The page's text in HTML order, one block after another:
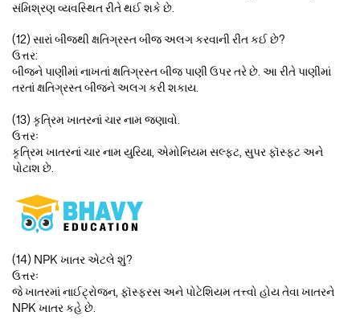
સંમિશ્રણ વ્યવસ્થિત રીતે થઈ શકે છે.
(12) સારાં બીજથી ક્ષતિગ્રસ્ત બીજ અલગ કરવાની રીત કઈ છે?
ઉત્તર:
બીજને પાણીમાં નાખતાં ક્ષતિગ્રસ્ત બીજ પાણી ઉપર તરે છે. આ રીતે પાણીમાં
તરતાં ક્ષતિગ્રસ્ત બીજને અલગ કરી શકાય.
(13) કૃત્રિમ ખાતરનાં ચાર નામ જણાવો.
ઉત્તરઃ
કૃત્રિમ ખાતરનાં ચાર નામ યુરિયા, એમોનિયમ સલ્ફટ, સુપર ફૉસ્ફટ અને
પોટાશ છે.
(14) NPK ખાતર એટલે શું?
ઉત્તરઃ
જે ખાતરમાં નાઈટ્રોજન, ફૉસ્ફરસ અને પોટેશિયમ તત્ત્વો હોય તેવા ખાતરને
NPK ખાતર કહે છે.